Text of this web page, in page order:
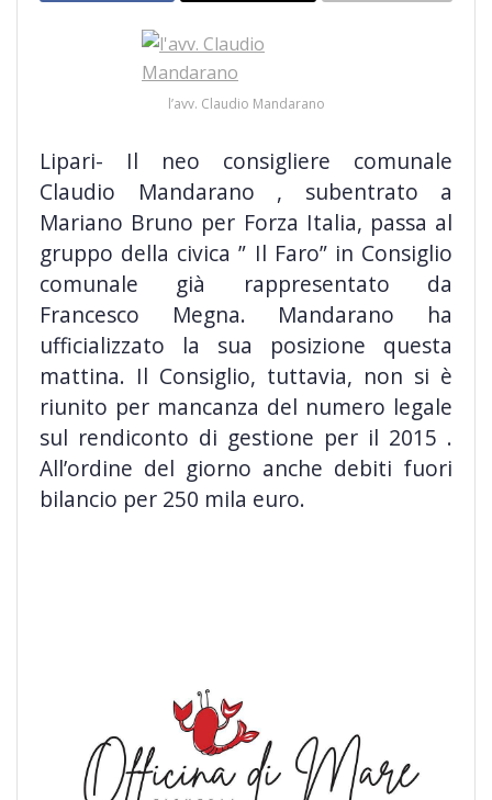
l’avv. Claudio Mandarano
Lipari- Il neo consigliere comunale
Claudio Mandarano , subentrato a
Mariano Bruno per Forza Italia, passa al
gruppo della civica ” Il Faro” in Consiglio
comunale già rappresentato da
Francesco Megna. Mandarano ha
ufficializzato la sua posizione questa
mattina. Il Consiglio, tuttavia, non si è
riunito per mancanza del numero legale
sul rendiconto di gestione per il 2015 .
All’ordine del giorno anche debiti fuori
bilancio per 250 mila euro.